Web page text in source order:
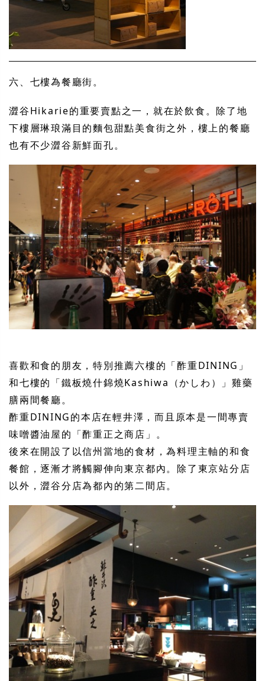
六、七樓為餐廳街。
澀谷Hikarie的重要賣點之一，就在於飲食。除了地
下樓層琳琅滿目的麵包甜點美食街之外，樓上的餐廳
也有不少澀谷新鮮面孔。
喜歡和食的朋友，特別推薦六樓的「酢重DINING」
和七樓的「鐵板燒什錦燒Kashiwa（かしわ）」雞藥
膳兩間餐廳。
酢重DINING的本店在輕井澤，而且原本是一間專賣
味噌醬油屋的「酢重正之商店」。
後來在開設了以信州當地的食材，為料理主軸的和食
餐館，逐漸才將觸腳伸向東京都內。除了東京站分店
以外，澀谷分店為都內的第二間店。